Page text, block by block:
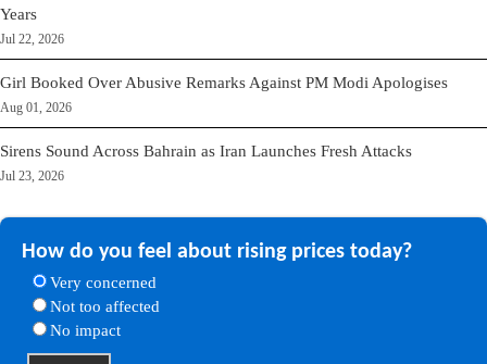
Years
Jul 22, 2026
Girl Booked Over Abusive Remarks Against PM Modi Apologises
Aug 01, 2026
Sirens Sound Across Bahrain as Iran Launches Fresh Attacks
Jul 23, 2026
How do you feel about rising prices today?
Very concerned
Not too affected
No impact